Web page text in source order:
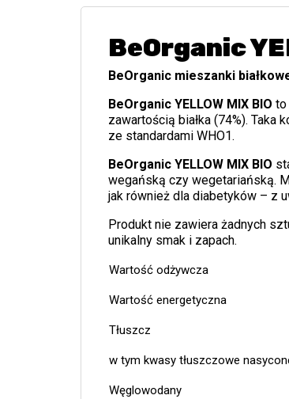
BeOrganic
BeOrganic mieszanki
BeOrganic YELLOW MIX BIO to
zawartością białka (74%). Taka
ze standardami WHO1.
BeOrganic YELLOW MIX BIO
wegańską czy wegetariańską.
jak również dla diabetyków – z
Produkt nie zawiera żadnych
unikalny smak i zapach.
Wartość odżywcza
Wartość energetyczna
Tłuszcz
w tym kwasy tłuszczowe
Węglowodany